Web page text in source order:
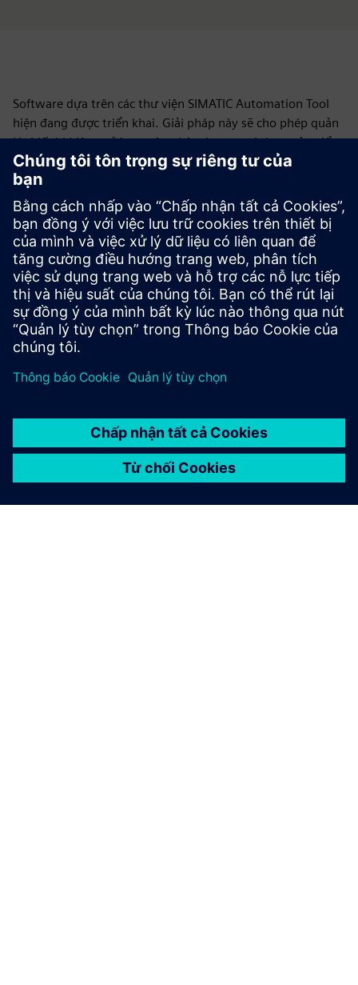
Software dựa trên các thư viện SIMATIC Automation Tool
hiện đang được triển khai. Giải pháp này sẽ cho phép quản
lý thiết bị hiệu quả hơn, cập nhật chương trình cơ sở, triển
khai tự động các bản vá phần mềm và cải thiện chẩn đoán
các lỗi tiềm ẩn và lỗi hệ thống.
“Chúng tôi mong muốn triển khai tính năng này càng
nhanh càng tốt — lý tưởng nhất là trong quý hiện tại. Bằng
cách kết hợp Công cụ tự động hóa SIMATIC của Siemens với
phần mềm của riêng mình, chúng tôi sẽ có thể thực hiện
cập nhật hoàn chỉnh toàn bộ máy, bao gồm cả bộ điều
khiển Siemens, trong vòng chưa đầy một phút.” - Łukasz
Kowalczyk, Giám đốc sản xuất, REKBOT Sp. z o.o.